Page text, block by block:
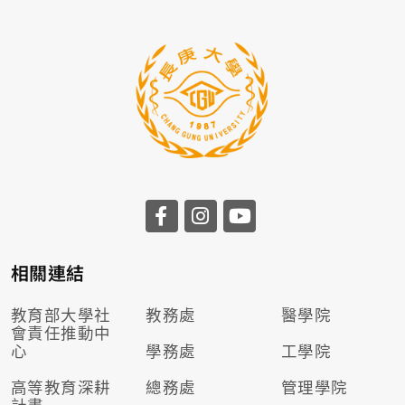
相關連結
教育部大學社
會責任推動中
心
高等教育深耕
教務處
學務處
總務處
醫學院
工學院
管理學院